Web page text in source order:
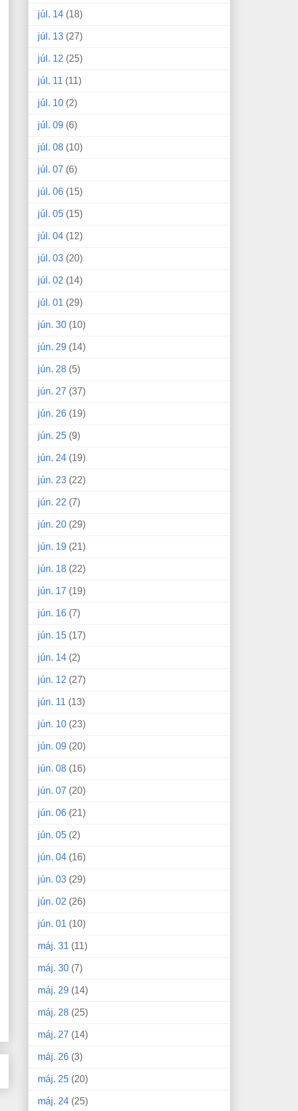
júl. 14 (18)
júl. 13 (27)
júl. 12 (25)
júl. 11 (11)
júl. 10 (2)
júl. 09 (6)
júl. 08 (10)
júl. 07 (6)
júl. 06 (15)
júl. 05 (15)
júl. 04 (12)
júl. 03 (20)
júl. 02 (14)
júl. 01 (29)
jún. 30 (10)
jún. 29 (14)
jún. 28 (5)
jún. 27 (37)
jún. 26 (19)
jún. 25 (9)
jún. 24 (19)
jún. 23 (22)
jún. 22 (7)
jún. 20 (29)
jún. 19 (21)
jún. 18 (22)
jún. 17 (19)
jún. 16 (7)
jún. 15 (17)
jún. 14 (2)
jún. 12 (27)
jún. 11 (13)
jún. 10 (23)
jún. 09 (20)
jún. 08 (16)
jún. 07 (20)
jún. 06 (21)
jún. 05 (2)
jún. 04 (16)
jún. 03 (29)
jún. 02 (26)
jún. 01 (10)
máj. 31 (11)
máj. 30 (7)
máj. 29 (14)
máj. 28 (25)
máj. 27 (14)
máj. 26 (3)
máj. 25 (20)
máj. 24 (25)